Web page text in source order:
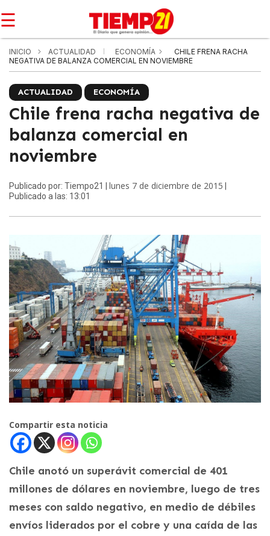
☰
INICIO ACTUALIDAD ECONOMÍA
CHILE FRENA RACHA
NEGATIVA DE BALANZA COMERCIAL EN NOVIEMBRE
ACTUALIDAD ECONOMÍA
Chile frena racha negativa de
balanza comercial en
noviembre
Publicado por: Tiempo21 | lunes 7 de diciembre de 2015
Publicado a las: 13:01
Compartir esta noticia
Chile anotó un superávit comercial de 401
millones de dólares en noviembre, luego de tres
meses con saldo negativo, en medio de débiles
envíos liderados por el cobre y una caída de las